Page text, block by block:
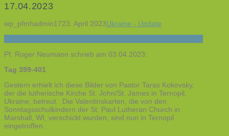
17.04.2023
wp_pfmhadmin1723. April 2023Ukraine - Update
Pf. Roger Neumann schrieb am 03.04.2023:
Tag 399-401
Gestern erhielt ich diese Bilder von Pastor Taras Kokovsky,
der die lutherische Kirche St. John/St. James in Ternopil,
Ukraine, betreut. Die Valentinskarten, die von den
Sonntagsschulkindern der St. Paul Lutheran Church in
Marshall, WI, verschickt wurden, sind nun in Ternopil
eingetroffen.